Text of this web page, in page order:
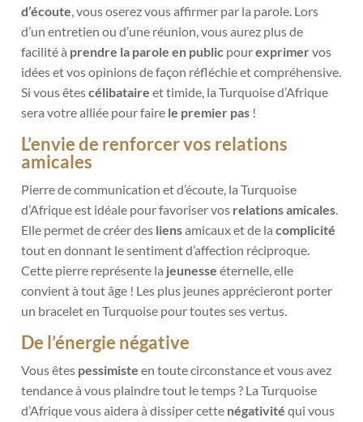
d’écoute, vous oserez vous affirmer par la parole. Lors
d’un entretien ou d’une réunion, vous aurez plus de
facilité à prendre la parole en public pourexprimervos
idées et vos opinions de façon réfléchie et compréhensive.
Si vous êtescélibataire et timide, la Turquoise d’Afrique
sera votre alliée pour faire le premier pas !
L’envie de renforcer vos relations
amicales
Pierre de communication et d’écoute, la Turquoise
d’Afrique est idéale pour favoriser vos relations amicales.
Elle permet de créer des liensamicaux et de lacomplicité
tout en donnant le sentiment d’affection réciproque.
Cette pierre représente la jeunesse éternelle, elle
convient à tout âge ! Les plus jeunes apprécieront porter
un bracelet en Turquoise pour toutes ses vertus.
De l’énergie négative
Vous êtes pessimiste en toute circonstance et vous avez
tendance à vous plaindre tout le temps ? La Turquoise
d’Afrique vous aidera à dissiper cette négativité qui vous